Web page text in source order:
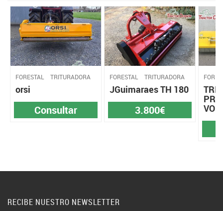
FORESTAL TRITURADORA
orsi
Consultar
FORESTAL TRITURADORA
JGuimaraes TH 180
3.800€
RECIBE NUESTRO NEWSLETTER